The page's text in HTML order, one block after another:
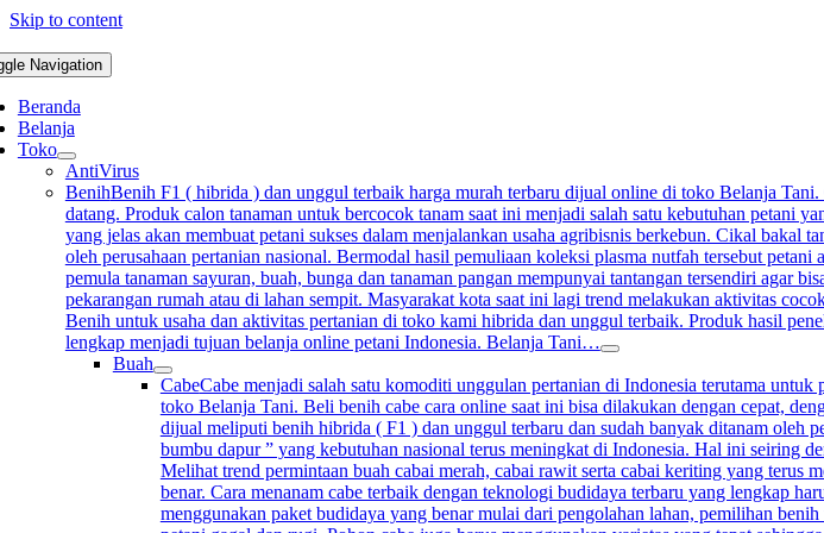
Skip to content
Navigation
Beranda
Belanja
Toko
AntiVirus
BenihBenih F1 ( hibrida ) dan unggul terbaik harga murah terbaru dijual online di toko Belanja
datang. Produk calon tanaman untuk bercocok tanam saat ini menjadi salah satu kebutuhan petani
yang jelas akan membuat petani sukses dalam menjalankan usaha agribisnis berkebun. Cikal
oleh perusahaan pertanian nasional. Bermodal hasil pemuliaan koleksi plasma nutfah tersebut
pemula tanaman sayuran, buah, bunga dan tanaman pangan mempunyai tantangan tersendiri agar
pekarangan rumah atau di lahan sempit. Masyarakat kota saat ini lagi trend melakukan aktivitas
Benih untuk usaha dan aktivitas pertanian di toko kami hibrida dan unggul terbaik. Produk hasil
lengkap menjadi tujuan belanja online petani Indonesia. Belanja Tani…
Buah
CabeCabe menjadi salah satu komoditi unggulan pertanian di Indonesia terutama
toko Belanja Tani. Beli benih cabe cara online saat ini bisa dilakukan dengan cepat,
dijual meliputi benih hibrida ( F1 ) dan unggul terbaru dan sudah banyak ditanam oleh
bumbu dapur ” yang kebutuhan nasional terus meningkat di Indonesia. Hal ini seiring
Melihat trend permintaan buah cabai merah, cabai rawit serta cabai keriting yang terus
benar. Cara menanam cabe terbaik dengan teknologi budidaya terbaru yang lengkap
menggunakan paket budidaya yang benar mulai dari pengolahan lahan, pemilihan